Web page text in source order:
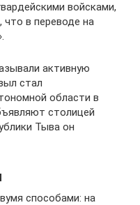
войсками,
что в переводе на
активную
стал
области в
столицей
Тыва он
способами: на